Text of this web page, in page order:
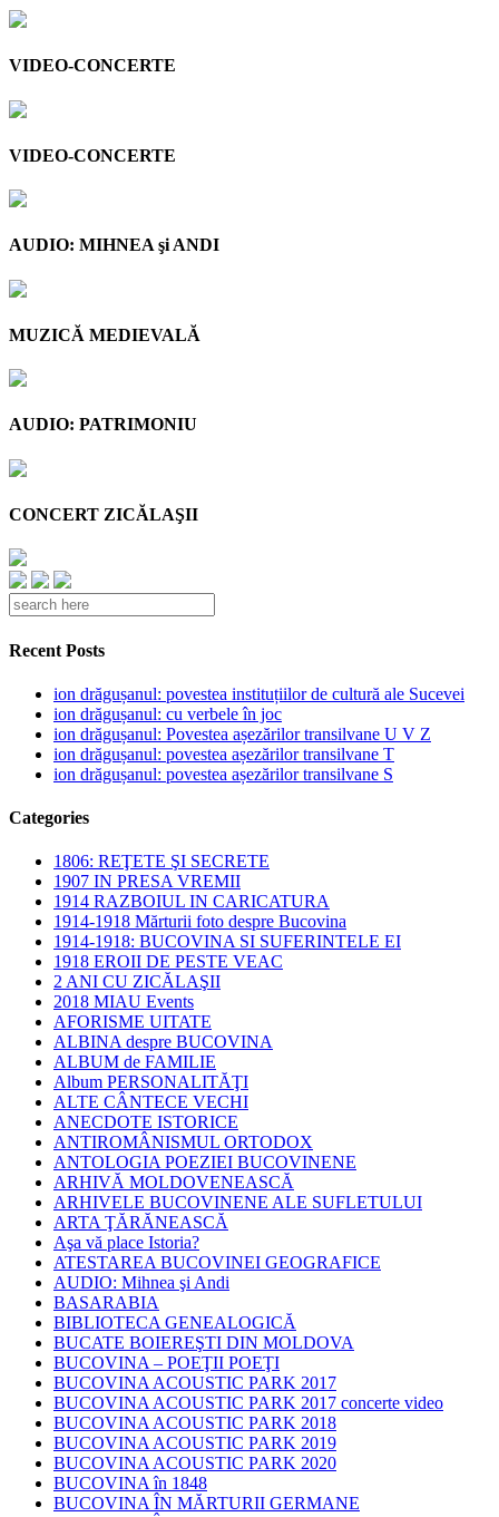
VIDEO-CONCERTE
VIDEO-CONCERTE
AUDIO: MIHNEA şi ANDI
MUZICĂ MEDIEVALĂ
AUDIO: PATRIMONIU
CONCERT ZICĂLAŞII
Recent Posts
ion drăgușanul: povestea instituțiilor de cultură ale Sucevei
ion drăgușanul: cu verbele în joc
ion drăgușanul: Povestea așezărilor transilvane U V Z
ion drăgușanul: povestea așezărilor transilvane T
ion drăgușanul: povestea așezărilor transilvane S
Categories
1806: REŢETE ŞI SECRETE
1907 IN PRESA VREMII
1914 RAZBOIUL IN CARICATURA
1914-1918 Mărturii foto despre Bucovina
1914-1918: BUCOVINA SI SUFERINTELE EI
1918 EROII DE PESTE VEAC
2 ANI CU ZICĂLAŞII
2018 MIAU Events
AFORISME UITATE
ALBINA despre BUCOVINA
ALBUM de FAMILIE
Album PERSONALITĂŢI
ALTE CÂNTECE VECHI
ANECDOTE ISTORICE
ANTIROMÂNISMUL ORTODOX
ANTOLOGIA POEZIEI BUCOVINENE
ARHIVĂ MOLDOVENEASCĂ
ARHIVELE BUCOVINENE ALE SUFLETULUI
ARTA ŢĂRĂNEASCĂ
Aşa vă place Istoria?
ATESTAREA BUCOVINEI GEOGRAFICE
AUDIO: Mihnea şi Andi
BASARABIA
BIBLIOTECA GENEALOGICĂ
BUCATE BOIEREŞTI DIN MOLDOVA
BUCOVINA – POEŢII POEŢI
BUCOVINA ACOUSTIC PARK 2017
BUCOVINA ACOUSTIC PARK 2017 concerte video
BUCOVINA ACOUSTIC PARK 2018
BUCOVINA ACOUSTIC PARK 2019
BUCOVINA ACOUSTIC PARK 2020
BUCOVINA în 1848
BUCOVINA ÎN MĂRTURII GERMANE